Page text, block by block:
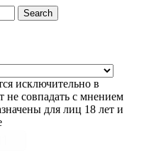
Search
исключительно в
не совпадать с мнением
для лиц 18 лет и